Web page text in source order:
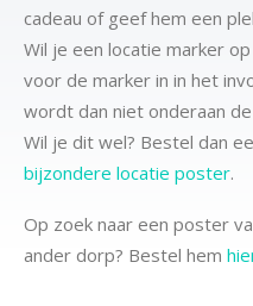
cadeau of geef hem een
Wil je een locatie marker
voor de marker in in het
wordt dan niet onderaan
Wil je dit wel? Bestel dan
bijzondere locatie poster.
Op zoek naar een poster
ander dorp? Bestel hem